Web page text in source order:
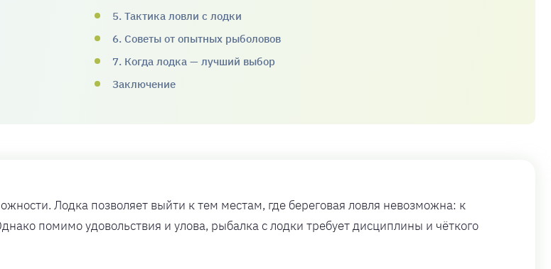
5. Тактика ловли с лодки
6. Советы от опытных рыболовов
7. Когда лодка — лучший выбор
Заключение
Лодка позволяет выйти к тем местам, где береговая ловля невозможна: к
помимо удовольствия и улова, рыбалка с лодки требует дисциплины и чёткого